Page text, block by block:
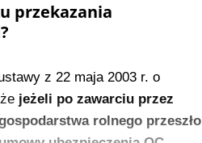
przekazania
z 22 maja 2003 r. o
jeżeli po zawarciu przez
rolnego przeszło